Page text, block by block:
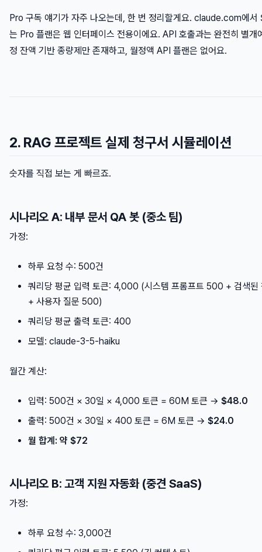
Pro 구독 얘기가 자주 나오는데, 한 번 정리할게요. claude.com에
는 Pro 플랜은 웹 인터페이스 전용이에요. API 호출과는 완전히 별개
정 잔액 기반 종량제만 존재하고, 월정액 API 플랜은 없어요.
2. RAG 프로젝트 실제 청구서 시뮬레이션
숫자를 직접 보는 게 빠르죠.
시나리오 A: 내부 문서 QA 봇 (중소 팀)
가정:
하루 요청 수: 500건
쿼리당 평균 입력 토큰: 4,000 (시스템 프롬프트 500 + 검색
+ 사용자 질문 500)
쿼리당 평균 출력 토큰: 400
모델: claude-3-5-haiku
월간 계산:
입력: 500건 × 30일 × 4,000 토큰 = 60M 토큰 → $48.0
출력: 500건 × 30일 × 400 토큰 = 6M 토큰 → $24.0
월 합계: 약 $72
시나리오 B: 고객 지원 자동화 (중견 SaaS)
가정:
하루 요청 수: 3,000건